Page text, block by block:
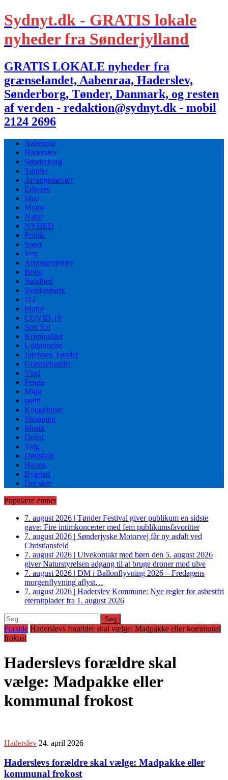
Sydnyt.dk - GRATIS lokale
nyheder fra Sønderjylland
GRATIS LOKALE nyheder fra
grænselandet, Aabenraa, Haderslev,
Sønderborg, Tønder, Danmark, og resten
af verden - redaktion@sydnyt.dk - mobil
2124 2696
Aabenraa
Haderslev
Sønderborg
Tønder
Arrangementer
Erhverv
Mad
Motor
Natur
NYHED
Politik
Sport
Vejr
Arrangementer
Bolig
Sundhed
Syddanmark
112
Motor
COVID-19
Sort Sol
Kriminalitet
Uddannelse
Julebyen Tønder
Grænsehandel
Vind
Penge
Miljø
politi
Kongehuset
Shopping
Musik
Debat
Valg
Dødsfald
Haven
Byggeri
Det sker
Populære emner
7. august 2026 | Tønder Festival giver publikum en sidste
gave: Fire intimkoncerter med fem publikumsfavoritter
7. august 2026 | Sønderjyske Motorvej får ny asfalt ved
Christiansfeld
7. august 2026 | Ulvekontakt med børn den 5. august 2026
giver Naturstyrelsen adgang til at bruge droner mod ulve
7. august 2026 | DM i Ballonflyvning 2026 – Fredagens
morgenflyvning aflyst…
7. august 2026 | Haderslev Kommune: Nye regler for asbestfri
eternitplader fra 1. august 2026
Søg
efter:
Forside Haderslevs forældre skal vælge: Madpakke eller kommunal
frokost
Haderslevs forældre skal
vælge: Madpakke eller
kommunal frokost
Haderslev 24. april 2026
Haderslevs forældre skal vælge: Madpakke eller
kommunal frokost